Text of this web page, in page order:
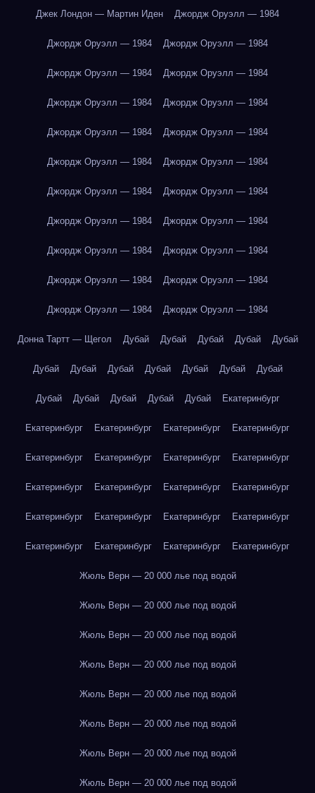
Джек Лондон — Мартин Иден Джордж Оруэлл — 1984
Джордж Оруэлл — 1984 Джордж Оруэлл — 1984
Джордж Оруэлл — 1984 Джордж Оруэлл — 1984
Джордж Оруэлл — 1984 Джордж Оруэлл — 1984
Джордж Оруэлл — 1984 Джордж Оруэлл — 1984
Джордж Оруэлл — 1984 Джордж Оруэлл — 1984
Джордж Оруэлл — 1984 Джордж Оруэлл — 1984
Джордж Оруэлл — 1984 Джордж Оруэлл — 1984
Джордж Оруэлл — 1984 Джордж Оруэлл — 1984
Джордж Оруэлл — 1984 Джордж Оруэлл — 1984
Джордж Оруэлл — 1984 Джордж Оруэлл — 1984
Донна Тартт — Щегол Дубай Дубай Дубай Дубай Дубай
Дубай Дубай Дубай Дубай Дубай Дубай Дубай
Дубай Дубай Дубай Дубай Дубай Екатеринбург
Екатеринбург Екатеринбург Екатеринбург Екатеринбург
Екатеринбург Екатеринбург Екатеринбург Екатеринбург
Екатеринбург Екатеринбург Екатеринбург Екатеринбург
Екатеринбург Екатеринбург Екатеринбург Екатеринбург
Екатеринбург Екатеринбург Екатеринбург Екатеринбург
Жюль Верн — 20 000 лье под водой
Жюль Верн — 20 000 лье под водой
Жюль Верн — 20 000 лье под водой
Жюль Верн — 20 000 лье под водой
Жюль Верн — 20 000 лье под водой
Жюль Верн — 20 000 лье под водой
Жюль Верн — 20 000 лье под водой
Жюль Верн — 20 000 лье под водой